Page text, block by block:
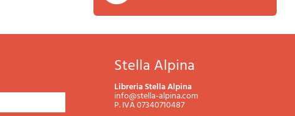
Stella Alpina
Libreria Stella Alpina
info@stella-alpina.com
P. IVA 07340710487